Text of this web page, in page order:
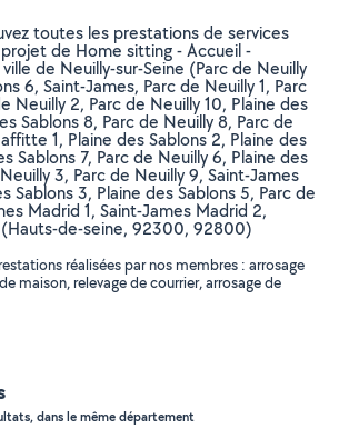
toutes les prestations de services
de Home sitting - Accueil -
de Neuilly-sur-Seine (Parc de Neuilly
6, Saint-James, Parc de Neuilly 1, Parc
Neuilly 2, Parc de Neuilly 10, Plaine des
Sablons 8, Parc de Neuilly 8, Parc de
1, Plaine des Sablons 2, Plaine des
Sablons 7, Parc de Neuilly 6, Plaine des
3, Parc de Neuilly 9, Saint-James
Sablons 3, Plaine des Sablons 5, Parc de
Madrid 1, Saint-James Madrid 2,
de-seine, 92300, 92800)
réalisées par nos membres : arrosage
maison, relevage de courrier, arrosage de
dans le même département